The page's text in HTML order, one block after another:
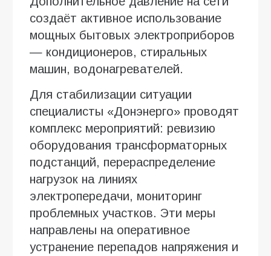
создаёт активное использование
мощных бытовых электроприборов
— кондиционеров, стиральных
машин, водонагревателей.
Для стабилизации ситуации
специалисты «Донэнерго» проводят
комплекс мероприятий: ревизию
оборудования трансформаторных
подстанций, перераспределение
нагрузок на линиях
электропередачи, мониторинг
проблемных участков. Эти меры
направлены на оперативное
устранение перепадов напряжения и